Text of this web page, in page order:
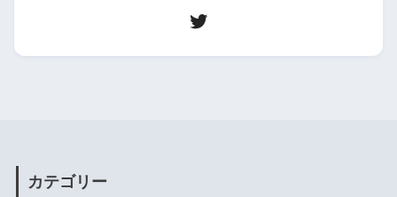
カテゴリー